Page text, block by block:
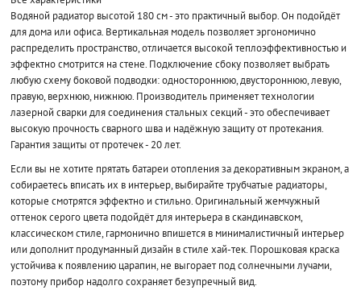
Водяной радиатор высотой 180 см - это практичный выбор. Он подойдёт
для дома или офиса. Вертикальная модель позволяет эргономично
распределить пространство, отличается высокой теплоэффективностью и
эффектно смотрится на стене. Подключение сбоку позволяет выбрать
любую схему боковой подводки: одностороннюю, двустороннюю, левую,
правую, верхнюю, нижнюю. Производитель применяет технологии
лазерной сварки для соединения стальных секций - это обеспечивает
высокую прочность сварного шва и надёжную защиту от протекания.
Гарантия защиты от протечек - 20 лет.
Если вы не хотите прятать батареи отопления за декоративным экраном, а
собираетесь вписать их в интерьер, выбирайте трубчатые радиаторы,
которые смотрятся эффектно и стильно. Оригинальный жемчужный
оттенок серого цвета подойдёт для интерьера в скандинавском,
классическом стиле, гармонично впишется в минималистичный интерьер
или дополнит продуманный дизайн в стиле хай-тек. Порошковая краска
устойчива к появлению царапин, не выгорает под солнечными лучами,
поэтому прибор надолго сохраняет безупречный вид.